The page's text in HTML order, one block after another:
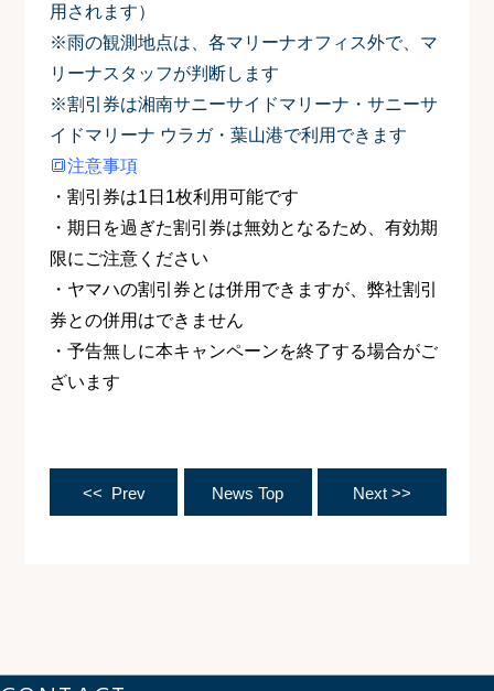
用されます）
※雨の観測地点は、各マリーナオフィス外で、マ
リーナスタッフが判断します
※割引券は湘南サニーサイドマリーナ・サニーサ
イドマリーナ ウラガ・葉山港で利用できます
🔳注意事項
・割引券は1日1枚利用可能です
・期日を過ぎた割引券は無効となるため、有効期
限にご注意ください
・ヤマハの割引券とは併用できますが、弊社割引
券との併用はできません
・予告無しに本キャンペーンを終了する場合がご
ざいます
<< Prev News Top Next >>